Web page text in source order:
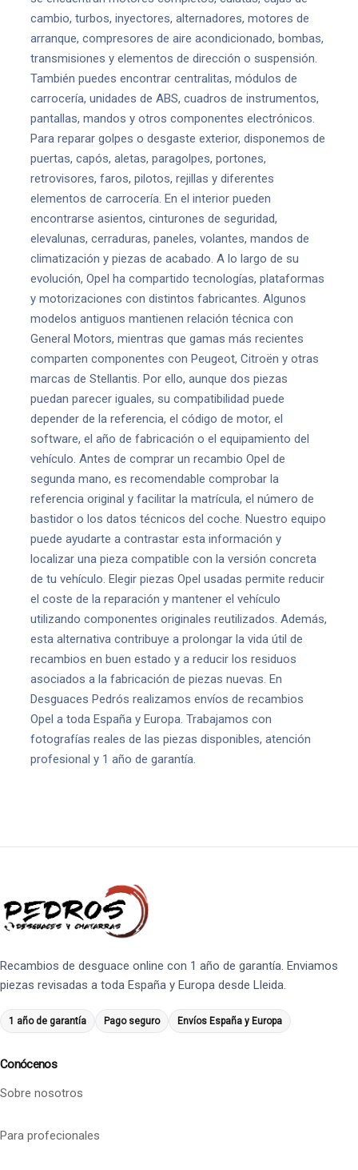
cambio, turbos, inyectores, alternadores, motores de
arranque, compresores de aire acondicionado, bombas,
transmisiones y elementos de dirección o suspensión.
También puedes encontrar centralitas, módulos de
carrocería, unidades de ABS, cuadros de instrumentos,
pantallas, mandos y otros componentes electrónicos.
Para reparar golpes o desgaste exterior, disponemos de
puertas, capós, aletas, paragolpes, portones,
retrovisores, faros, pilotos, rejillas y diferentes
elementos de carrocería. En el interior pueden
encontrarse asientos, cinturones de seguridad,
elevalunas, cerraduras, paneles, volantes, mandos de
climatización y piezas de acabado. A lo largo de su
evolución, Opel ha compartido tecnologías, plataformas
y motorizaciones con distintos fabricantes. Algunos
modelos antiguos mantienen relación técnica con
General Motors, mientras que gamas más recientes
comparten componentes con Peugeot, Citroën y otras
marcas de Stellantis. Por ello, aunque dos piezas
puedan parecer iguales, su compatibilidad puede
depender de la referencia, el código de motor, el
software, el año de fabricación o el equipamiento del
vehículo. Antes de comprar un recambio Opel de
segunda mano, es recomendable comprobar la
referencia original y facilitar la matrícula, el número de
bastidor o los datos técnicos del coche. Nuestro equipo
puede ayudarte a contrastar esta información y
localizar una pieza compatible con la versión concreta
de tu vehículo. Elegir piezas Opel usadas permite reducir
el coste de la reparación y mantener el vehículo
utilizando componentes originales reutilizados. Además,
esta alternativa contribuye a prolongar la vida útil de
recambios en buen estado y a reducir los residuos
asociados a la fabricación de piezas nuevas. En
Desguaces Pedrós realizamos envíos de recambios
Opel a toda España y Europa. Trabajamos con
fotografías reales de las piezas disponibles, atención
profesional y 1 año de garantía.
Recambios de desguace online con 1 año de garantía. Enviamos
piezas revisadas a toda España y Europa desde Lleida.
1 año de garantía Pago seguro Envíos España y Europa
Conócenos
Sobre nosotros
Para profecionales